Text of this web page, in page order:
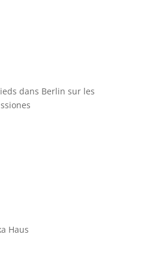
dans Berlin sur les
Haus